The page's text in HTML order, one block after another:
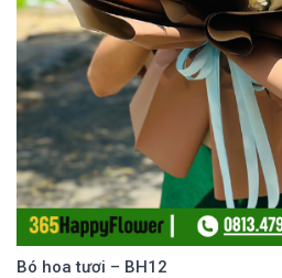
Bó hoa tươi – BH12